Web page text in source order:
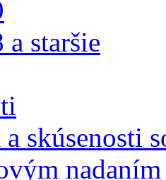
staršie
skúsenosti